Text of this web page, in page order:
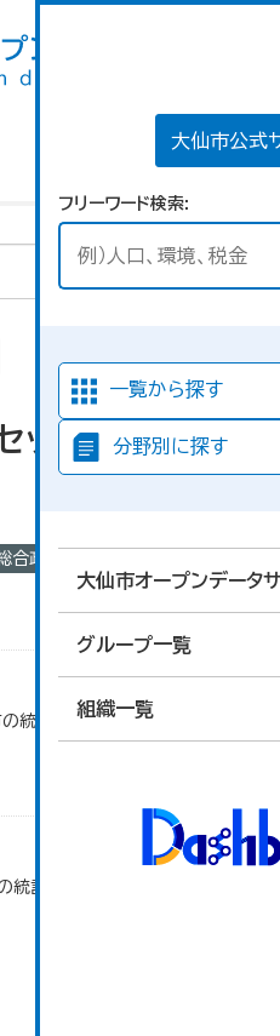
大仙市公式
フリーワード検索
一覧から探す
分野別に探す
大仙市オープンデータ
グループ一覧
組織一覧
ットが見つか
合政策課
統計「14-3 小学校の状況」
統計「14-5 中学校の状況」